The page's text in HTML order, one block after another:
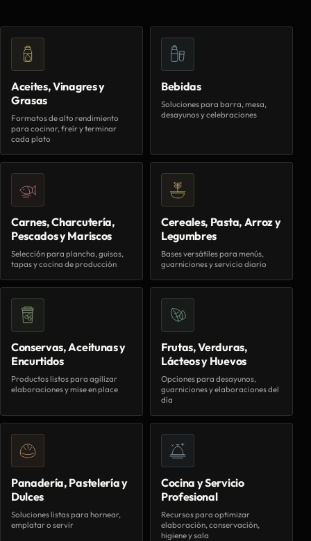
Aceites, Vinagres y
Grasas
Formatos de alto rendimiento
para cocinar, freír y terminar
cada plato
Bebidas
Soluciones para barra, mesa,
desayunos y celebraciones
Carnes, Charcutería,
Pescados y Mariscos
Selección para plancha, guisos,
tapas y cocina de producción
Cereales, Pasta, Arroz y
Legumbres
Bases versátiles para menús,
guarniciones y servicio diario
Conservas, Aceitunas y
Encurtidos
Productos listos para agilizar
elaboraciones y mise en place
Frutas, Verduras,
Lácteos y Huevos
Opciones para desayunos,
guarniciones y elaboraciones del
día
Panadería, Pastelería y
Dulces
Soluciones listas para hornear,
emplatar o servir
Cocina y Servicio
Profesional
Recursos para optimizar
elaboración, conservación,
higiene y sala